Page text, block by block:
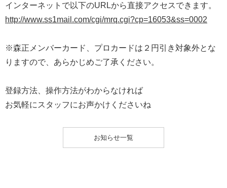
インターネットで以下のURLから直接アクセスできます。
http://www.ss1mail.com/cgi/mrq.cgi?cp=16053&ss=0002
※森正メンバーカード、プロカードは２円引き対象外とな
りますので、あらかじめご了承ください。
登録方法、操作方法がわからなければ
お気軽にスタッフにお声かけくださいね
お知らせ一覧